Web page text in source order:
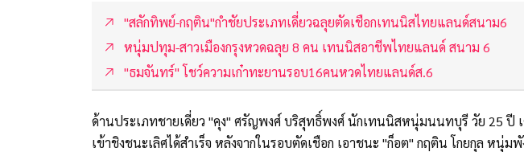
"สลักทิพย์-กฤติน"กำชัยประเภทเดี่ยวฉลุยตัดเชือกเทนนิสไทยแลนด์สนาม6
หนุ่มปทุม-สาวเมืองกรุงหวดฉลุย 8 คน เทนนิสอาชีพไทยแลนด์ สนาม 6
"ธมจันทร์" โชว์ความเก๋าทะยานรอบ16คนหวดไทยแลนด์ส.6
ด้านประเภทชายเดี่ยว "คุง" ศรัญพงศ์ บริสุทธิ์พงศ์ นักเทนนิสหนุ่มนนทบุรี วัย 25 ปี
เข้าชิงชนะเลิศได้สำเร็จ หลังจากในรอบตัดเชือก เอาชนะ "ก็อต" กฤติน โกยกุล หนุ่ม